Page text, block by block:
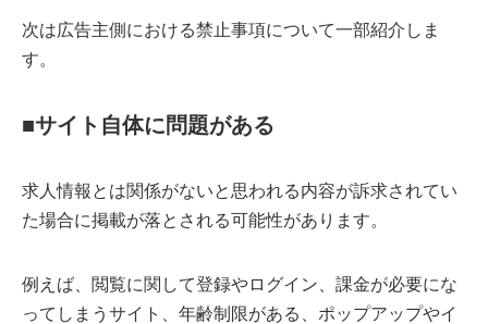
次は広告主側における禁止事項について一部紹介しま
す。
■サイト自体に問題がある
求人情報とは関係がないと思われる内容が訴求されてい
た場合に掲載が落とされる可能性があります。
例えば、閲覧に関して登録やログイン、課金が必要にな
ってしまうサイト、年齢制限がある、ポップアップやイ